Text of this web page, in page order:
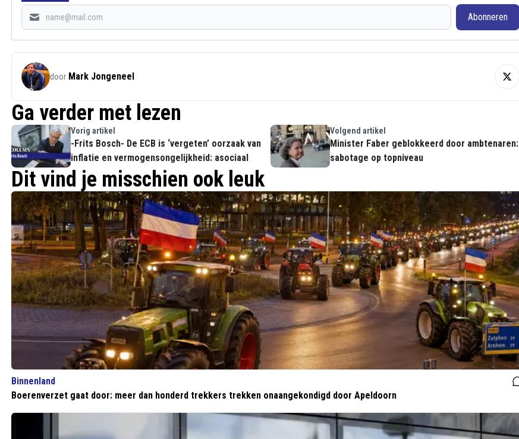
Abonneren
door Mark Jongeneel
Ga verder met lezen
Vorig artikel
-Frits Bosch- De ECB is ‘vergeten’ oorzaak van
inflatie en vermogensongelijkheid: asociaal
Volgend artikel
Minister Faber geblokkeerd door ambtenaren:
sabotage op topniveau
Dit vind je misschien ook leuk
Binnenland
Boerenverzet gaat door: meer dan honderd trekkers trekken onaangekondigd door Apeldoorn